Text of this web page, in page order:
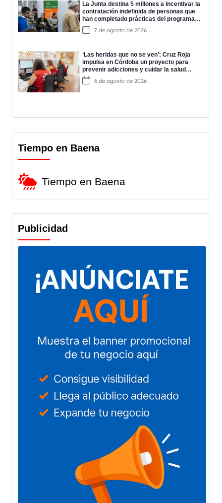
La Junta destina 5 millones a incentivar la
contratación indefinida de personas que
han completado prácticas del programa
EPES
7 de agosto de 2026
‘Las heridas que no se ven’: Cruz Roja
impulsa en Córdoba un proyecto para
prevenir adicciones y cuidar la salud
mental
6 de agosto de 2026
Tiempo en Baena
Tiempo en Baena
Publicidad